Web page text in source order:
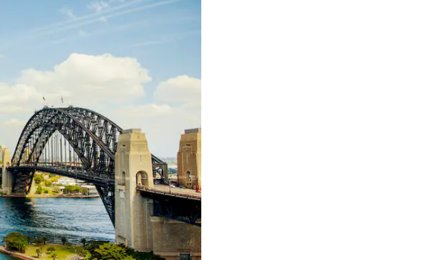
e para baixo do teclado ou tocando e deslizando o dedo na tela.